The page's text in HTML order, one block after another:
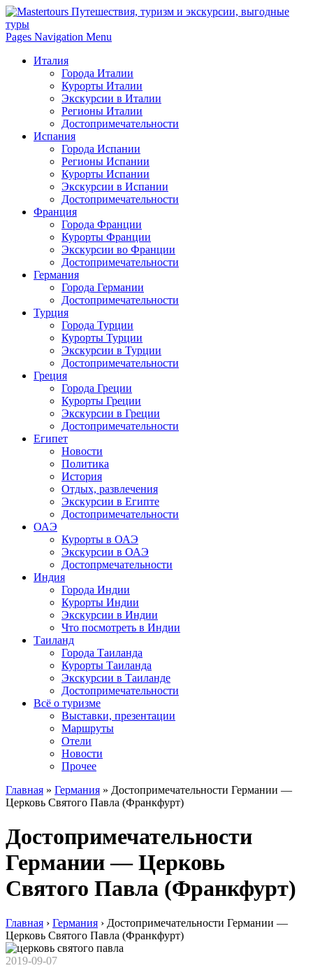
Pages Navigation Menu
Италия
Города Италии
Курорты Италии
Экскурсии в Италии
Регионы Италии
Достопримечательности
Испания
Города Испании
Регионы Испании
Курорты Испании
Экскурсии в Испании
Достопримечательности
Франция
Города Франции
Курорты Франции
Экскурсии во Франции
Достопримечательности
Германия
Города Германии
Достопримечательности
Турция
Города Турции
Курорты Турции
Экскурсии в Турции
Достопримечательности
Греция
Города Греции
Курорты Греции
Экскурсии в Греции
Достопримечательности
Египет
Новости
Политика
История
Отдых, развлечения
Экскурсии в Египте
Достопримечательности
ОАЭ
Курорты в ОАЭ
Экскурсии в ОАЭ
Достопрмечательности
Индия
Города Индии
Курорты Индии
Экскурсии в Индии
Что посмотреть в Индии
Таиланд
Города Таиланда
Курорты Таиланда
Экскурсии в Таиланде
Достопримечательности
Всё о туризме
Выставки, презентации
Маршруты
Отели
Новости
Прочее
Главная » Германия » Достопримечательности Германии —
Церковь Святого Павла (Франкфурт)
Достопримечательности
Германии — Церковь
Святого Павла (Франкфурт)
Главная › Германия › Достопримечательности Германии —
Церковь Святого Павла (Франкфурт)
2019-09-07